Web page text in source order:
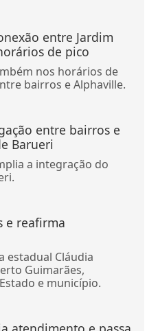
entre Jardim
de pico
nos horários de
bairros e Alphaville.
entre bairros e
Barueri
a integração do
e reafirma
estadual Cláudia
Guimarães,
e município.